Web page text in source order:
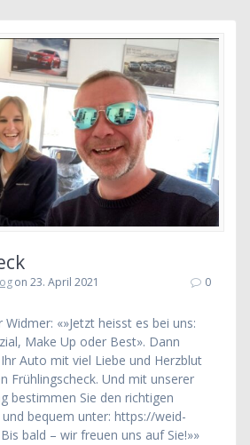
on 23. April 2021 0
«»Jetzt heisst es bei uns:
Make Up oder Best». Dann
Auto mit viel Liebe und Herzblut
Frühlingscheck. Und mit unserer
bestimmen Sie den richtigen
bequem unter: https://weid-
bald – wir freuen uns auf Sie!»»